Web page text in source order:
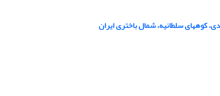
کوههای سلطانیه، شمال باختری ایران